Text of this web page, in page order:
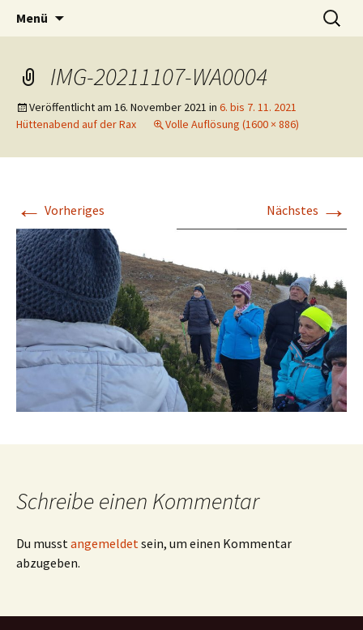
Volkstanzgruppe Payerbach-
Reichenau
Tanzen macht Freu(n)de!
Menü
Suchen
nach:
IMG-20211107-WA0004
Veröffentlicht am 16. November 2021 in 6. bis 7. 11. 2021
Hüttenabend auf der Rax
Volle Auflösung (1600 × 886)
← Vorheriges Nächstes →
Schreibe einen Kommentar
Du musst angemeldet sein, um einen Kommentar
abzugeben.